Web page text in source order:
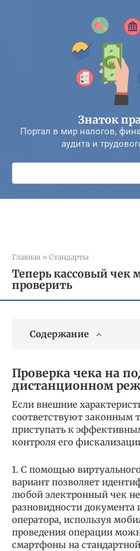
Знаток
Портал в мир налогов,
аудита и
Поиск:
Главная » Стандарты
Теперь кассовый чек
проверить
Содержание
Проверка чека на
дистанционном
Если внешние
соответствуют законным
приступать к
контроля его
1. С помощью
вариант позволяет
любой электронный чек
разновидности документа
оператора, используя
проведения операции
смартфоны на